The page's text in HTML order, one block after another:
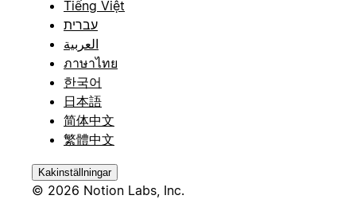
Tiếng Việt
עברית
العربية
ภาษาไทย
한국어
日本語
简体中文
繁體中文
Kakinställningar
© 2026 Notion Labs, Inc.